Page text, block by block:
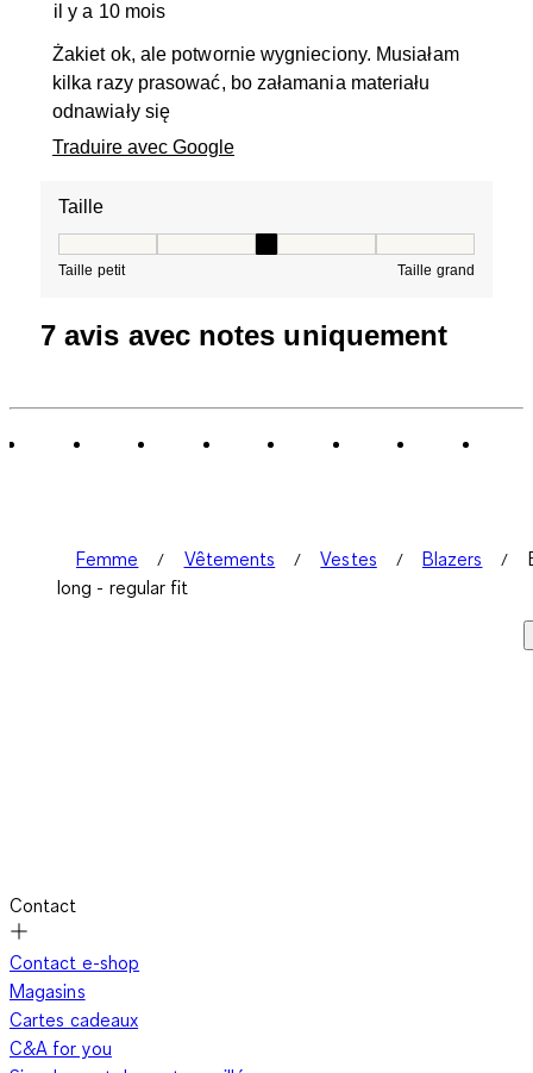
il y a 10 mois
Żakiet ok, ale potwornie wygnieciony. Musiałam
kilka razy prasować, bo załamania materiału
odnawiały się
Traduire avec Google
Taille
Taille petit Taille grand
7 avis avec notes uniquement
Femme Vêtements Vestes Blazers
long - regular fit
Contact
Contact e-shop
Magasins
Cartes cadeaux
C&A for you